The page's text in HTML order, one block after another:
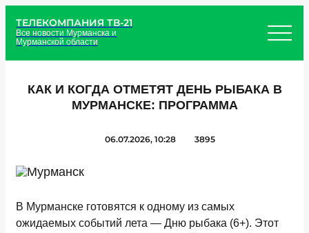
ТЕЛЕКОМПАНИЯ ТВ-21
Все новости Мурманска и
Мурманской области
КАК И КОГДА ОТМЕТЯТ ДЕНЬ РЫБАКА В
МУРМАНСКЕ: ПРОГРАММА
06.07.2026, 10:28 3895
В Мурманске готовятся к одному из самых
ожидаемых событий лета — Дню рыбака (6+). Этот